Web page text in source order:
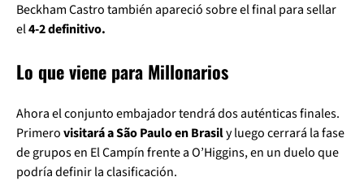
Beckham Castro también apareció sobre el final para sellar
el4-2 definitivo.
Lo que viene para Millonarios
Ahora el conjunto embajador tendrá dos auténticas finales.
Primerovisitará a São Paulo en Brasily luego cerrará la fase
de grupos en El Campín frente a O’Higgins, en un duelo que
podría definir la clasificación.